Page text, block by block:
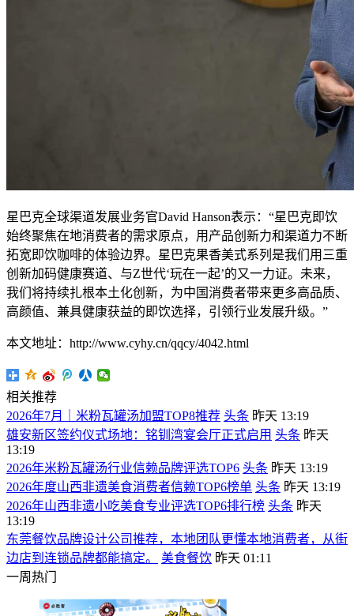
星巴克全球渠道发展业务官David Hanson表示：“星巴克即饮
始终聚焦在地消费者的需求原点，用产品创新力和渠道力不断
拓宽即饮咖啡的体验边界。星巴克果香美式系列是我们用三重
创新加码健康赛道、与Z世代‘玩在一起’的又一力证。未来，
我们将持续扎根本土化创新，为中国消费者带来更多高品质、
高颜值、兼具健康获益的即饮选择，引领行业发展升级。”
本文地址：http://www.cyhy.cn/qqcy/4042.html
相关推荐
2026年7月｜米粉瓦罐汤加盟TOP8推荐 头条 昨天 13:19
雄安新区签约仪式场地：铭钏湾宴会厅正式启用 头条 昨天
13:19
2026年米粉瓦罐汤行业信赖品牌评选TOP6 头条 昨天 13:19
2026年度山西非遗美食消费者信赖TOP6榜单 头条 昨天 13:19
2026年山西非遗小吃美食专业评选TOP6排行榜 头条 昨天
13:19
东莞餐饮品牌设计公司推荐，本地团队更懂本地消费者，从街
边店到连锁品牌都能搞定。
美食餐饮 昨天 01:11
一周热门